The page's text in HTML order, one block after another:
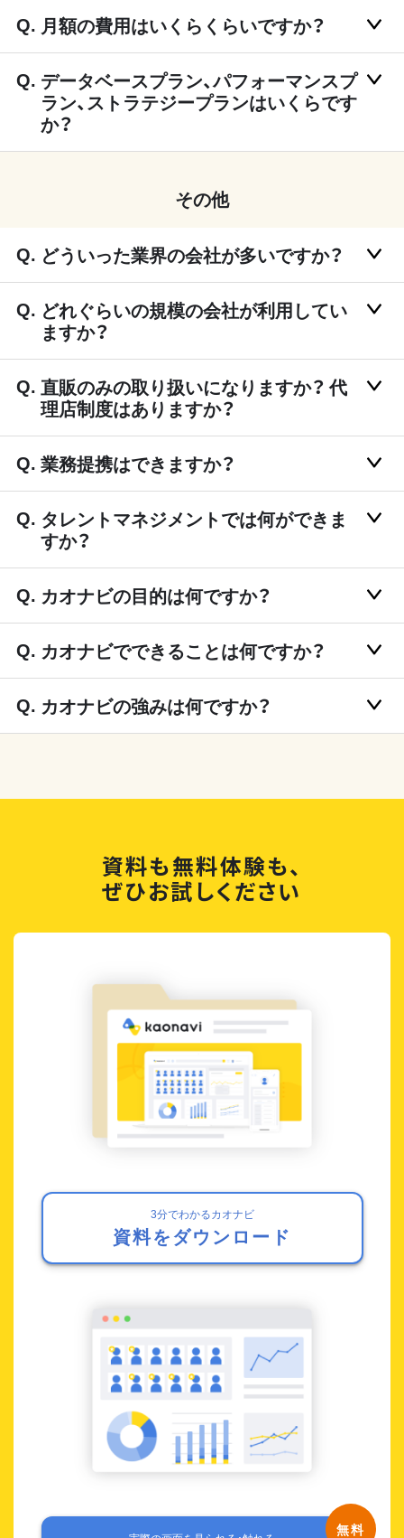
月額の費用はいくらくらいですか？
データベースプラン、パフォーマンスプ
ラン、ストラテジープランはいくらです
か？
その他
どういった業界の会社が多いですか？
どれぐらいの規模の会社が利用してい
ますか？
直販のみの取り扱いになりますか？ 代
理店制度はありますか？
業務提携はできますか？
タレントマネジメントでは何ができま
すか？
カオナビの目的は何ですか？
カオナビでできることは何ですか？
カオナビの強みは何ですか？
資料も無料体験も、
ぜひお試しください
3分でわかるカオナビ
資料をダウンロード